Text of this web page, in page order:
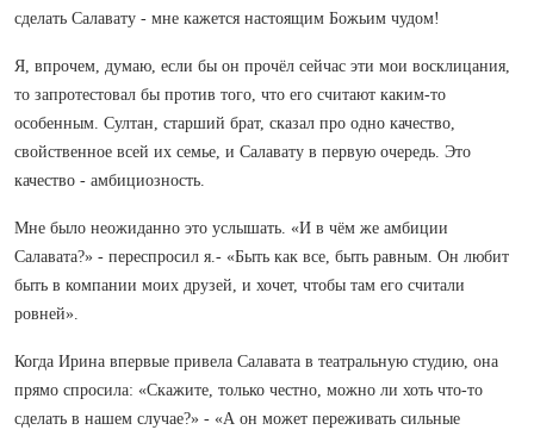
сделать Салавату - мне кажется настоящим Божьим чудом!
Я, впрочем, думаю, если бы он прочёл сейчас эти мои восклицания,
то запротестовал бы против того, что его считают каким-то
особенным. Султан, старший брат, сказал про одно качество,
свойственное всей их семье, и Салавату в первую очередь. Это
качество - амбициозность.
Мне было неожиданно это услышать. «И в чём же амбиции
Салавата?» - переспросил я.- «Быть как все, быть равным. Он любит
быть в компании моих друзей, и хочет, чтобы там его считали
ровней».
Когда Ирина впервые привела Салавата в театральную студию, она
прямо спросила: «Скажите, только честно, можно ли хоть что-то
сделать в нашем случае?» - «А он может переживать сильные